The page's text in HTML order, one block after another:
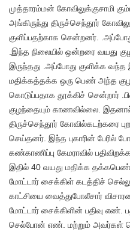
முத்தாரம்மன் கோவிலுக்குசாமி
அங்கிருந்து திருச்செந்தூர்
குளிப்பதற்காக சென்றனர்.
.இந்த நிலையில் ஒன்றரை வயது
இருந்தது .அப்போது குளிக்க
மதிக்கத்தக்க ஒரு பெண் அந்த
கொடுப்பதாக தூக்கிச் சென்றார்
குழந்தையும் காணவில்லை.
திருச்செந்தூர் கோவில்கடற்கரை
செய்தனர். இந்த புகாரின் பேரில்
கண்காணிப்பு கேமராவில்
இதில் 40 வயது மதிக்க
மோட்டார் சைக்கிள் கடத்திச்
காட்சியை வைத்துபோலீசார்
மோட்டார் சைக்கிளின் பதிவு
செல்போன் எண். மற்றும் அவர்கள்